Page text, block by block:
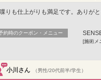
りも仕上がりも満足です。ありがと
約時のクーポン・メニュー
[施術メ
小川さん （男性/20代前半/学生）